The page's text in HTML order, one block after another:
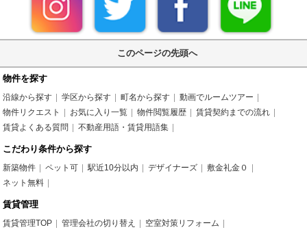
このページの先頭へ
物件を探す
沿線から探す 学区から探す 町名から探す
動画でルームツアー
物件リクエスト
お気に入り一覧 物件閲覧履歴
賃貸契約までの流れ
賃貸よくある質問
不動産用語・賃貸用語集
こだわり条件から探す
新築物件 ペット可 駅近10分以内 デザイナーズ
敷金礼金０
ネット無料
賃貸管理
賃貸管理TOP 管理会社の切り替え
空室対策リフォーム